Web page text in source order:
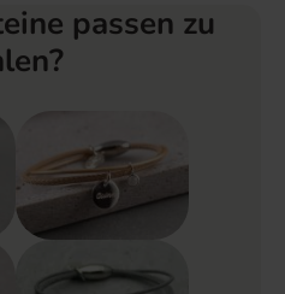
passen zu